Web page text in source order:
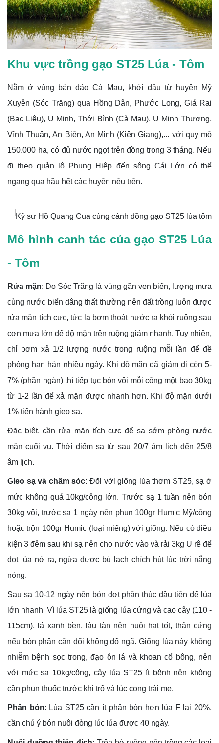
Khu vực trồng gạo ST25 Lúa - Tôm
Nằm ở vùng bán đảo Cà Mau, khởi đầu từ huyện Mỹ
Xuyên (Sóc Trăng) qua Hồng Dân, Phước Long, Giá Rai
(Bạc Liêu), U Minh, Thới Bình (Cà Mau), U Minh Thượng,
Vĩnh Thuận, An Biên, An Minh (Kiên Giang),... với quy mô
150.000 ha, có đủ nước ngọt trên đồng trong 3 tháng. Nếu
đi theo quản lộ Phụng Hiệp đến sông Cái Lớn có thể
ngang qua hầu hết các huyện nêu trên.
Mô hình canh tác của gạo ST25 Lúa
- Tôm
Rửa mặn: Do Sóc Trăng là vùng gần ven biển, lượng mưa
cùng nước biển dâng thất thường nên đất trồng luôn được
rửa mặn tích cực, tức là bơm thoát nước ra khỏi ruộng sau
cơn mưa lớn để độ mặn trên ruộng giảm nhanh. Tuy nhiên,
chỉ bơm xả 1/2 lượng nước trong ruộng mỗi lần để đề
phòng hạn hán nhiều ngày. Khi độ mặn đã giảm đi còn 5-
7% (phần ngàn) thì tiếp tục bón vôi mỗi công một bao 30kg
từ 1-2 lần để xả mặn được nhanh hơn. Khi độ mặn dưới
1% tiến hành gieo sạ.
Đặc biệt, cần rửa mặn tích cực để sạ sớm phòng nước
mặn cuối vụ. Thời điểm sạ từ sau 20/7 âm lịch đến 25/8
âm lịch.
Gieo sạ và chăm sóc: Đối với giống lúa thơm ST25, sạ ở
mức không quá 10kg/công lớn. Trước sạ 1 tuần nên bón
30kg vôi, trước sạ 1 ngày nên phun 100gr Humic Mỹ/công
hoặc trộn 100gr Humic (loại miểng) với giống. Nếu có điều
kiện 3 đêm sau khi sạ nên cho nước vào và rải 3kg U rê để
đọt lúa nở ra, ngừa được bù lạch chích hút lúc trời nắng
nóng.
Sau sạ 10-12 ngày nên bón đợt phân thúc đầu tiên để lúa
lớn nhanh. Vì lúa ST25 là giống lúa cứng và cao cây (110 -
115cm), lá xanh bền, lâu tàn nên nuôi hạt tốt, thân cứng
nếu bón phân cân đối không đổ ngã. Giống lúa này không
nhiễm bệnh sọc trong, đạo ôn lá và khoan cổ bông, nên
với mức sạ 10kg/công, cây lúa ST25 ít bệnh nên không
cần phun thuốc trước khi trổ và lúc cong trái me.
Phân bón: Lúa ST25 cần ít phân bón hơn lúa F lai 20%,
cần chú ý bón nuôi đòng lúc lúa được 40 ngày.